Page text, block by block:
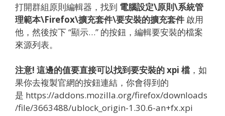
打開群組原則編輯器，找到 電腦設定\原則\系統管
理範本\Firefox\擴充套件\要安裝的擴充套件 啟用
他，然後按下 “顯示…” 的按鈕，編輯要安裝的檔案
來源列表。
注意! 這邊的值要直接可以找到要安裝的 xpi 檔 ，如
果你去複製官網的按鈕連結，你會得到的
是 https://addons.mozilla.org/firefox/downloads
/file/3663488/ublock_origin-1.30.6-an+fx.xpi